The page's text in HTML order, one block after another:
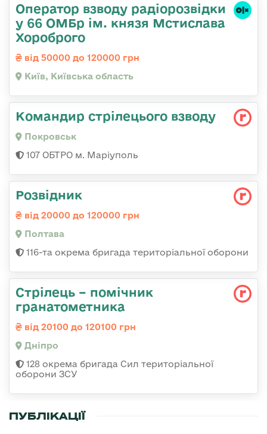
Оператор взводу радіорозвідки
у 66 ОМБр ім. князя Мстислава
Хороброго
від 50000 до 120000 грн
Київ, Київська область
Командир стрілецього взводу
Покровськ
107 ОБТРО м. Маріуполь
Розвідник
від 20000 до 120000 грн
Полтава
116-та окрема бригада територіальної оборони
Стрілець – помічник
гранатометника
від 20100 до 120100 грн
Дніпро
128 окрема бригада Сил територіальної
оборони ЗСУ
ПУБЛІКАЦІЇ